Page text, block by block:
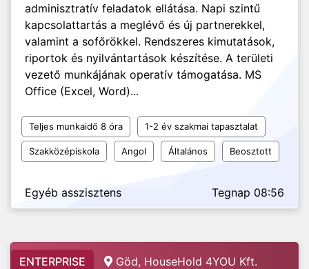
adminisztratív feladatok ellátása. Napi szintű
kapcsolattartás a meglévő és új partnerekkel,
valamint a sofőrökkel. Rendszeres kimutatások,
riportok és nyilvántartások készítése. A területi
vezető munkájának operatív támogatása. MS
Office (Excel, Word)...
Teljes munkaidő 8 óra 1-2 év szakmai tapasztalat
Szakközépiskola Angol Általános Beosztott
Egyéb asszisztens Tegnap 08:56
ENTERPRISE Göd, HouseHold 4YOU Kft.